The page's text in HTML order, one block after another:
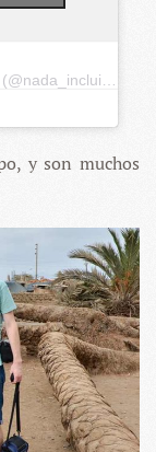
y son muchos